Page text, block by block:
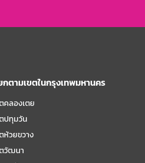
กตามเขตในกรุงเทพมหานคร
คลองเตย
ปทุมวัน
ห้วยขวาง
วัฒนา